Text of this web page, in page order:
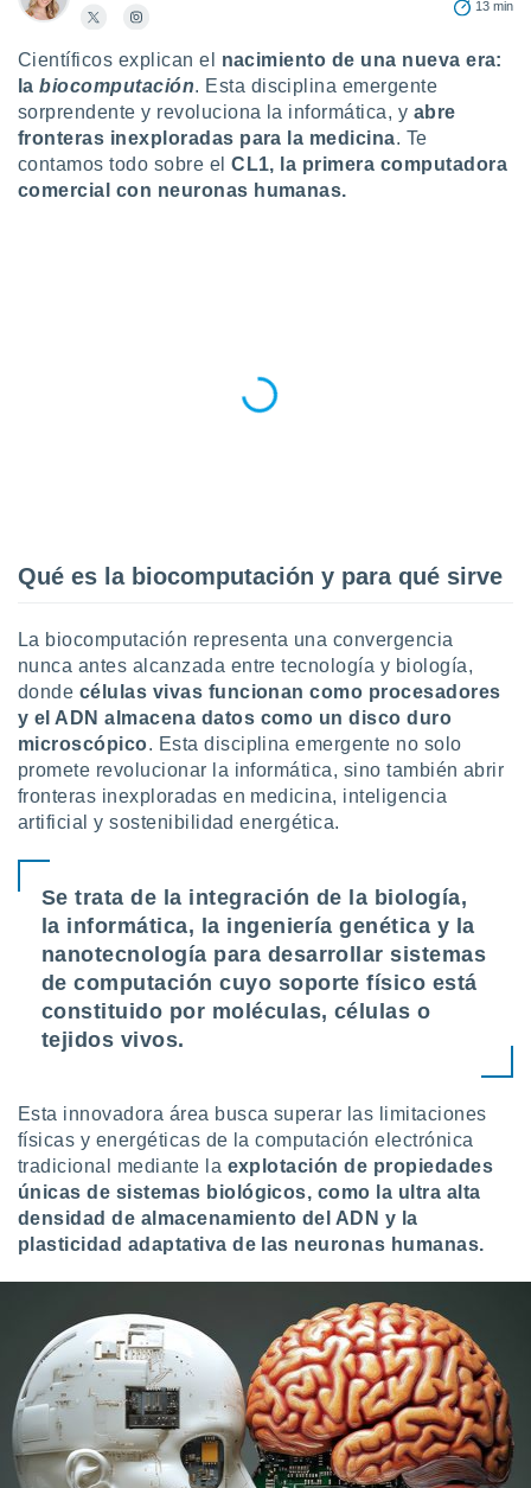
y
en
más
nuestra
y
sitio
te
de que
sean
el sitio
se
para
aunque
no
Puedes
acceder a
como
sitio
IP
de
posible
13 min
Científicos explican el nacimiento de una nueva era:
labiocomputación. Esta disciplina emergente
sorprendente y revoluciona la informática, y abre
fronteras inexploradas para la medicina. Te
contamos todo sobre elCL1, la primera computadora
comercial con neuronas humanas.
Qué es la biocomputación y para qué sirve
La biocomputación representa una convergencia
nunca antes alcanzada entre tecnología y biología,
donde células vivas funcionan como procesadores
y el ADN almacena datos como un disco duro
microscópico. Esta disciplina emergente no solo
promete revolucionar la informática, sino también abrir
fronteras inexploradas en medicina, inteligencia
artificial y sostenibilidad energética.
Se trata de la integración de la biología,
la informática, la ingeniería genética y la
nanotecnología para desarrollar sistemas
de computación cuyo soporte físico está
constituido por moléculas, células o
tejidos vivos.
Esta innovadora área busca superar las limitaciones
físicas y energéticas de la computación electrónica
tradicional mediante la explotación de propiedades
únicas de sistemas biológicos, como la ultra alta
densidad de almacenamiento del ADN y la
plasticidad adaptativa de las neuronas humanas.